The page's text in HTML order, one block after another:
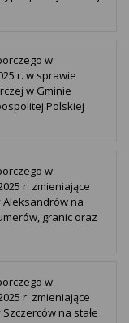
w
r. w sprawie
w Gminie
Polskiej
w
r. zmieniające
Aleksandrów na
granic oraz
w
r. zmieniające
na stałe